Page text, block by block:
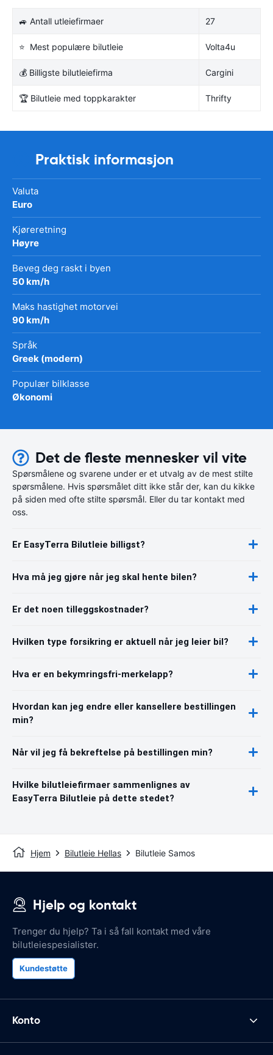
🚙 Antall utleiefirmaer 27
⭐ Mest populære bilutleie Volta4u
💰 Billigste bilutleiefirma Cargini
🏆 Bilutleie med toppkarakter Thrifty
Praktisk informasjon
Valuta
Euro
Kjøreretning
Høyre
Beveg deg raskt i byen
50 km/h
Maks hastighet motorvei
90 km/h
Språk
Greek (modern)
Populær bilklasse
Økonomi
Det de fleste mennesker vil vite
Spørsmålene og svarene under er et utvalg av de mest stilte
spørsmålene. Hvis spørsmålet ditt ikke står der, kan du kikke
på siden med ofte stilte spørsmål. Eller du tar kontakt med
oss.
Er EasyTerra Bilutleie billigst?
Hva må jeg gjøre når jeg skal hente bilen?
Er det noen tilleggskostnader?
Hvilken type forsikring er aktuell når jeg leier bil?
Hva er en bekymringsfri-merkelapp?
Hvordan kan jeg endre eller kansellere bestillingen
min?
Når vil jeg få bekreftelse på bestillingen min?
Hvilke bilutleiefirmaer sammenlignes av
EasyTerra Bilutleie på dette stedet?
Hjem Bilutleie Hellas Bilutleie Samos
Hjelp og kontakt
Trenger du hjelp? Ta i så fall kontakt med våre
bilutleiespesialister.
Kundestøtte
Konto